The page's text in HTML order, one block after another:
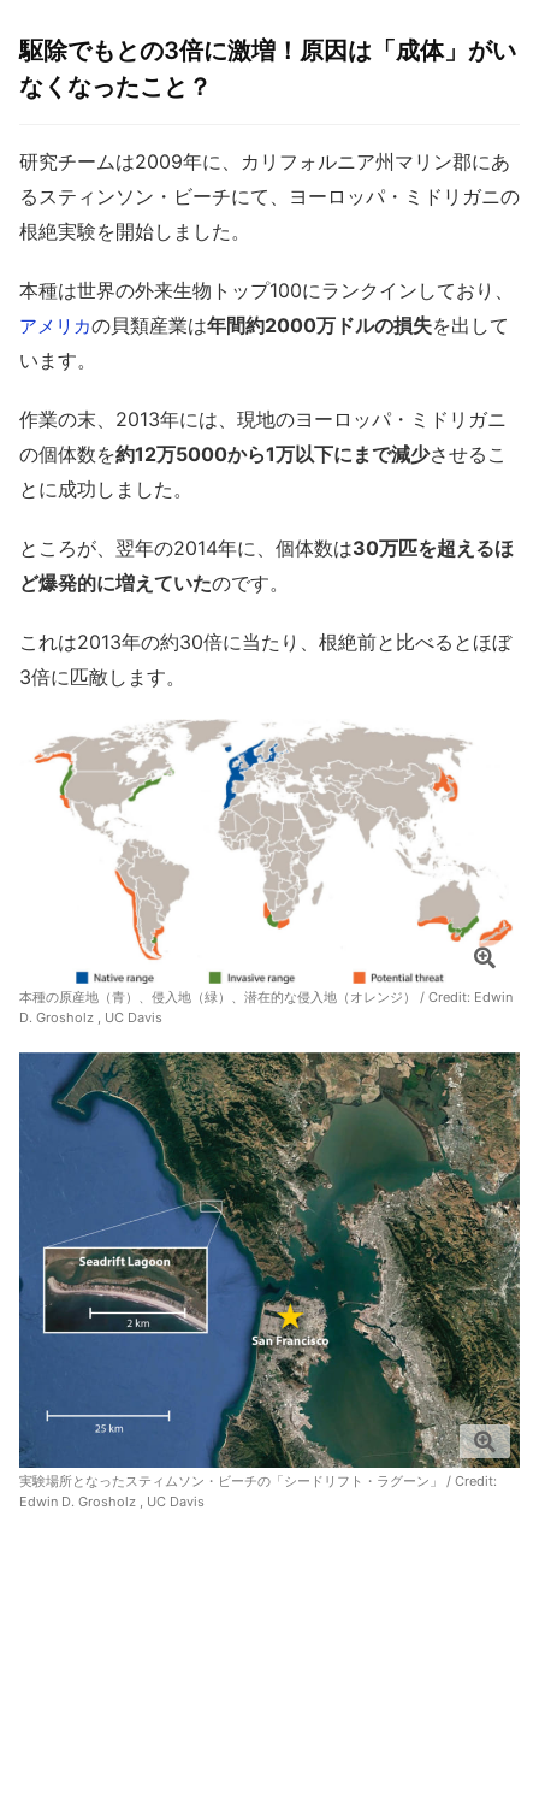
駆除でもとの3倍に激増！原因は「成体」がい
なくなったこと？
研究チームは2009年に、カリフォルニア州マリン郡にあ
るスティンソン・ビーチにて、ヨーロッパ・ミドリガニの
根絶実験を開始しました。
本種は世界の外来生物トップ100にランクインしており、
アメリカの貝類産業は年間約2000万ドルの損失を出して
います。
作業の末、2013年には、現地のヨーロッパ・ミドリガニ
の個体数を約12万5000から1万以下にまで減少させるこ
とに成功しました。
ところが、翌年の2014年に、個体数は30万匹を超えるほ
ど爆発的に増えていたのです。
これは2013年の約30倍に当たり、根絶前と比べるとほぼ
3倍に匹敵します。
本種の原産地（青）、侵入地（緑）、潜在的な侵入地（オレンジ） / Credit: Edwin
D. Grosholz , UC Davis
実験場所となったスティムソン・ビーチの「シードリフト・ラグーン」 / Credit:
Edwin D. Grosholz , UC Davis